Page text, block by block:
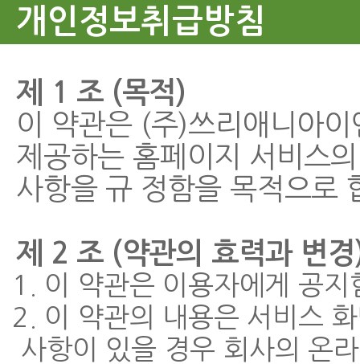
개인정보취급방침
제 1 조 (목적)
이 약관은 (주)쓰리애니아
제공하는 홈페이지 서비스
사항을 규 정함을 목적으로
제 2 조 (약관의 효력과 변
1. 이 약관은 이용자에게 공
2. 이 약관의 내용은 서비스
사항이 있을 경우 회사의 온